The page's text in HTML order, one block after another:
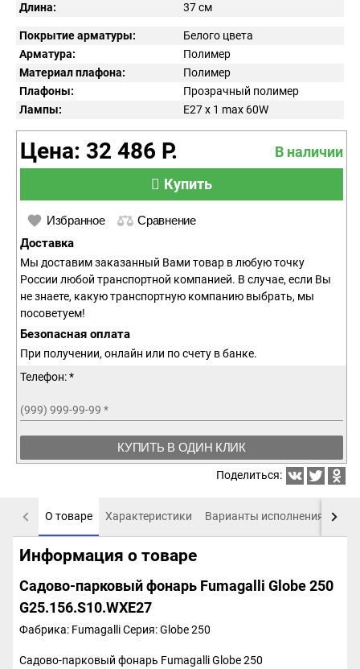
Длина:
37 см
Покрытие арматуры:
Белого цвета
Арматура:
Полимер
Материал плафона:
Полимер
Плафоны:
Прозрачный полимер
Лампы:
E27 x 1 max 60W
Цена: 32 486 Р.
В наличии
Купить
Избранное Сравнение
Доставка
Мы доставим заказанный Вами товар в любую точку
России любой транспортной компанией. В случае, если Вы
не знаете, какую транспортную компанию выбрать, мы
посоветуем!
Безопасная оплата
При получении, онлайн или по счету в банке.
Телефон: *
(999) 999-99-99 *
КУПИТЬ В ОДИН КЛИК
Поделиться:
О товаре Характеристики Варианты исполнения
Информация о товаре
Садово-парковый фонарь Fumagalli Globe 250
G25.156.S10.WXE27
Фабрика: FumagalliСерия: Globe 250
Садово-парковый фонарь Fumagalli Globe 250